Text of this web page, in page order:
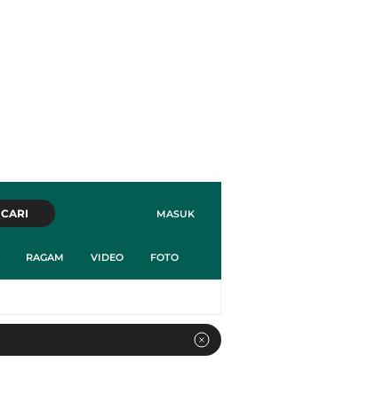
MASUK
CARI
RAGAM VIDEO FOTO